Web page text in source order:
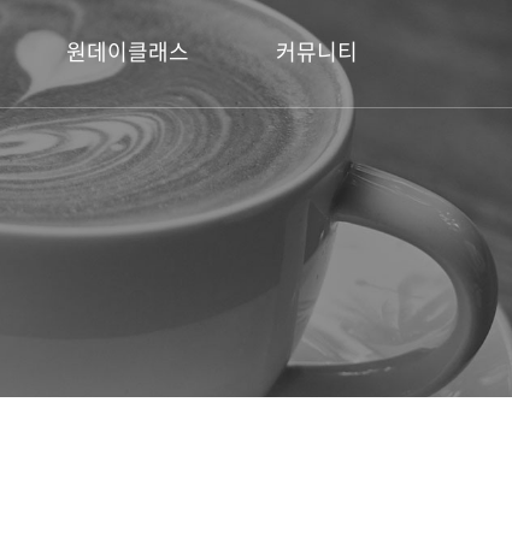
원데이클래스
다이아몬드반지 공방
커뮤니티
HJA 소식
수강후기
자주묻는 질문